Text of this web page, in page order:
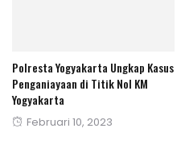
Polresta Yogyakarta Ungkap Kasus
Penganiayaan di Titik Nol KM
Yogyakarta
Posted
Februari 10, 2023